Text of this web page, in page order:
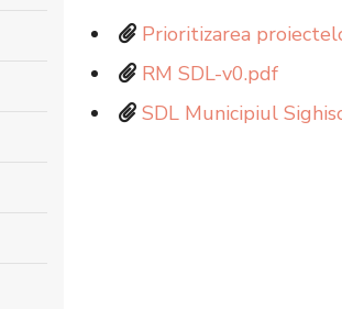
Prioritizarea
RM SDL-v0.pdf
SDL Municipiul